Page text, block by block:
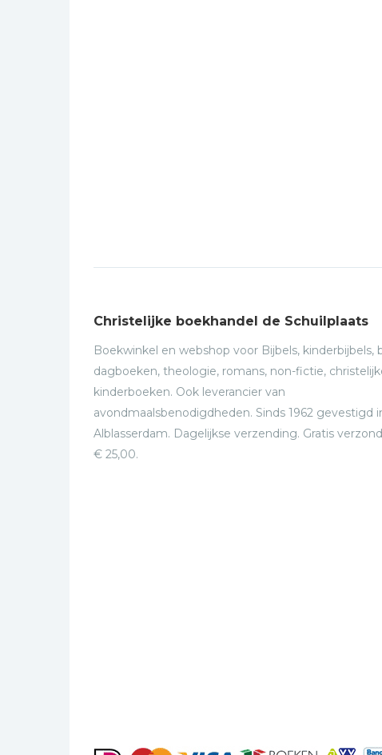
Christelijke boekhandel de Schuilplaats
Boekwinkel en webshop voor Bijbels, kinderbijbels,
dagboeken, theologie, romans, non-fictie,
kinderboeken. Ook leverancier van
avondmaalsbenodigdheden. Sinds 1962 gevestigd
Alblasserdam. Dagelijkse verzending. Gratis
€ 25,00.